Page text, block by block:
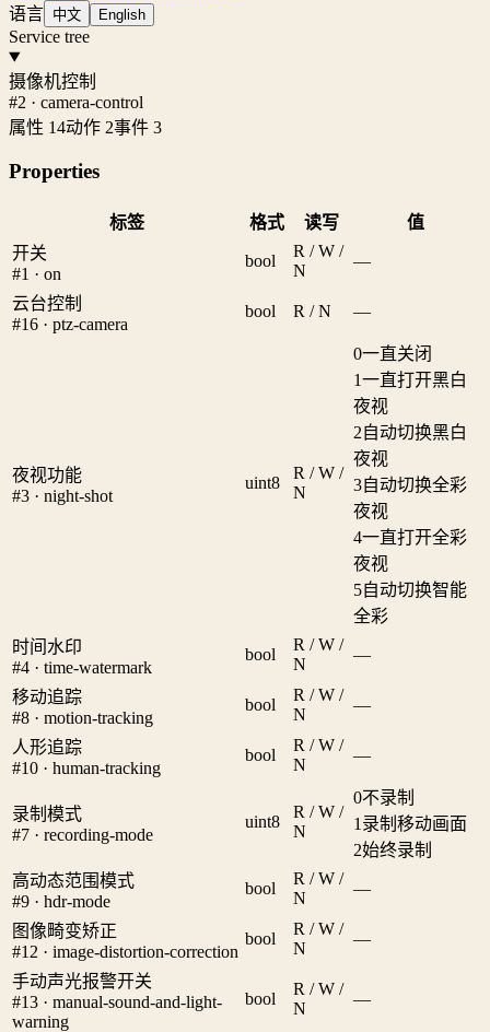
语言 中文 English
Service tree
摄像机控制
#2 · camera-control
属性 14动作 2事件 3
Properties
标签 格式 读写
值
开关
#1 · on
bool
R / W /
N
—
云台控制
#16 · ptz-camera
bool R / N —
夜视功能
#3 · night-shot
uint8
R / W /
N
0一直关闭
1一直打开黑白
夜视
2自动切换黑白
夜视
3自动切换全彩
夜视
4一直打开全彩
夜视
5自动切换智能
全彩
时间水印
#4 · time-watermark
bool
R / W /
N
—
移动追踪
#8 · motion-tracking
bool
R / W /
N
—
人形追踪
#10 · human-tracking
bool
R / W /
N
—
录制模式
#7 · recording-mode
uint8
R / W /
N
0不录制
1 录制移动画面
2始终录制
高动态范围模式
#9 · hdr-mode
bool
R / W /
N
—
图像畸变矫正
#12 · image-distortion-correction
bool
R / W /
N
—
手动声光报警开关
#13 · manual-sound-and-light-
warning
bool
R / W /
N
—